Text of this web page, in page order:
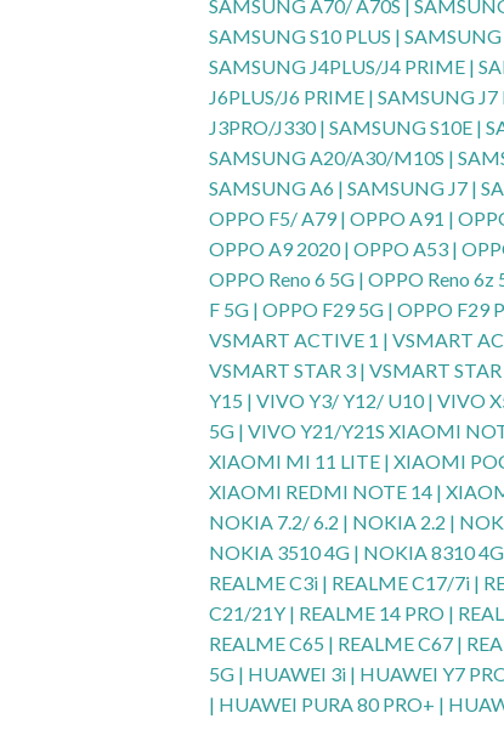
SAMSUNG A70/ A70S |
SAMSUNG S10 PLUS |
SAMSUNG J4PLUS/J4 PRIME |
J6PLUS/J6 PRIME | SAMSUNG
J3PRO/J330 | SAMSUNG S10E |
SAMSUNG A20/A30/M10S |
SAMSUNG A6 | SAMSUNG J7 |
OPPO F5/ A79 | OPPO A91 |
OPPO A9 2020 | OPPO A53 |
OPPO Reno 6 5G | OPPO Reno
F 5G | OPPO F29 5G | OPPO F29
VSMART ACTIVE 1 | VSMART
VSMART STAR 3 | VSMART
Y15 | VIVO Y3/ Y12/ U10 | VIVO
5G | VIVO Y21/Y21S XIAOMI
XIAOMI MI 11 LITE | XIAOMI
XIAOMI REDMI NOTE 14 |
NOKIA 7.2/ 6.2 | NOKIA 2.2 |
NOKIA 3510 4G | NOKIA 8310 4G
REALME C3i | REALME C17/7i |
C21/21Y | REALME 14 PRO |
REALME C65 | REALME C67 |
5G | HUAWEI 3i | HUAWEI Y7
| HUAWEI PURA 80 PRO+ |